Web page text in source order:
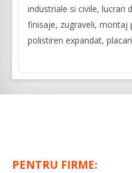
industriale si civile, lucrari
finisaje, zugraveli, montaj
polistiren expandat, placari
PENTRU FIRME: